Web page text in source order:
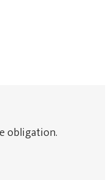
obligation.